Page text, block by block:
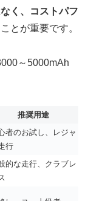
く、コストパフ
とが重要です。
～5000mAh
推奨用途
者のお試し、レジャ
行
的な走行、クラブレ